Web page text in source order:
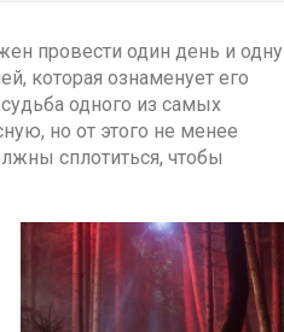
провести один день и одну
которая ознаменует его
одного из самых
но от этого не менее
сплотиться, чтобы